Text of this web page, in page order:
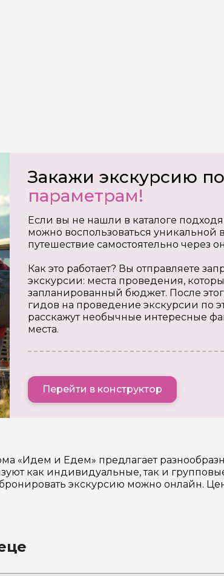
Закажи экскурсию
параметрам!
Если вы не нашли в каталоге
можно воспользоваться уникальной
путешествие самостоятельно через
Как это работает? Вы отправляете
экскурсии: места проведения,
запланированный бюджет. После
гидов на проведение экскурсии по
расскажут необычные интересные
места.
Перейти в конструктор
«Идем и Едем» предлагает
как индивидуальные, так и
экскурсию можно онлайн.